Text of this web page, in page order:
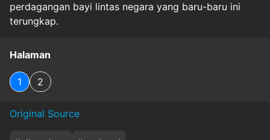
perdagangan bayi lintas negara yang baru-baru ini
terungkap.
Halaman
1 2
Original Source